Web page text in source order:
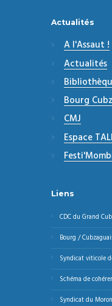
Actualités
A l'Assaut !
Actualités
Bourg
CMJ
Espace
Liens
CDC du Grand
Bourg /
Syndicat viticole
Schéma de
Syndicat du Moron